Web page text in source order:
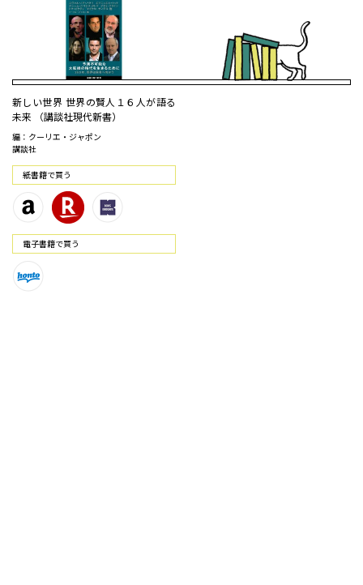
新しい世界 世界の賢人１６人が語る
未来 （講談社現代新書）
編：クーリエ・ジャポン
講談社
紙書籍で買う
電⼦書籍で買う